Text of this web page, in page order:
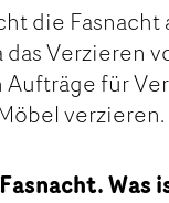
die
Verzieren
für
verzieren.